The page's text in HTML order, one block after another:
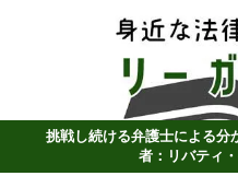
挑戦し続ける弁護士による分
者：リバティ